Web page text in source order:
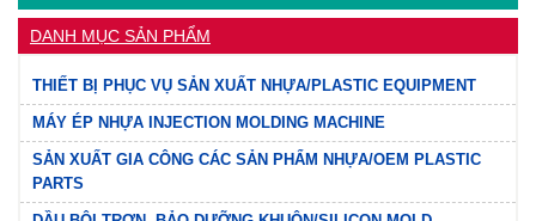
DANH MỤC SẢN PHẨM
THIẾT BỊ PHỤC VỤ SẢN XUẤT NHỰA/PLASTIC EQUIPMENT
MÁY ÉP NHỰA INJECTION MOLDING MACHINE
SẢN XUẤT GIA CÔNG CÁC SẢN PHẨM NHỰA/OEM PLASTIC
PARTS